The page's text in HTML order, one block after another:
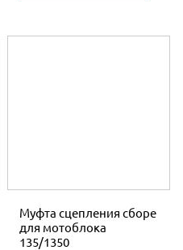
Муфта сцепления сборе
для мотоблока
135/1350